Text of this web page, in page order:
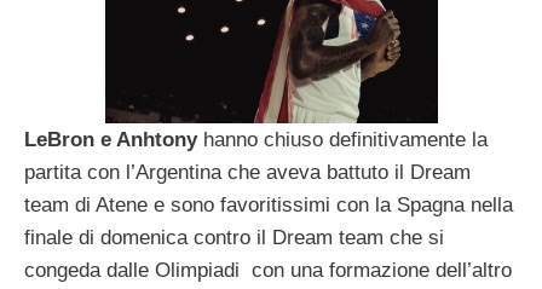
LeBron e Anhtonyhanno chiuso definitivamente la
partita con l’Argentina che aveva battuto il Dream
team di Atene e sono favoritissimi con la Spagna nella
finale di domenica contro il Dream team che si
congeda dalle Olimpiadi con una formazione dell’altro